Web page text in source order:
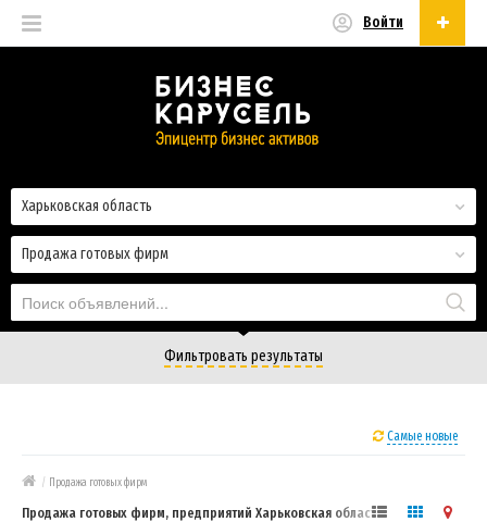
Войти
Продажа готовых фирм
Харьковская область
Фильтровать результаты
Самые новые
/ Продажа готовых фирм
Продажа готовых фирм, предприятий Харьковская область, ООО, НДС